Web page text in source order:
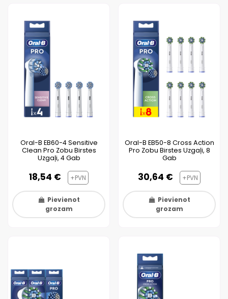
Oral-B EB60-4 Sensitive
Clean Pro Zobu Birstes
Uzgaļi, 4 Gab
18,54 € +PVN
Pievienot
grozam
Oral-B EB50-8 Cross Action
Pro Zobu Birstes Uzgaļi, 8
Gab
30,64 € +PVN
Pievienot
grozam